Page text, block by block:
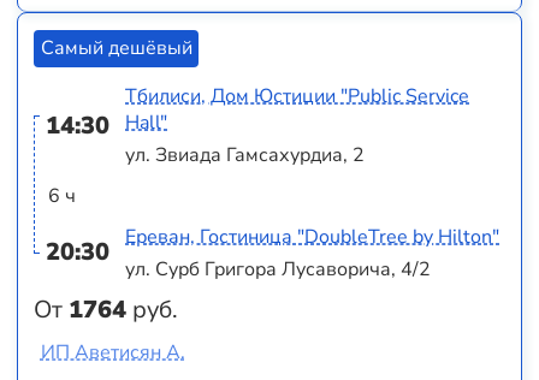
Самый дешёвый
14:30
6 ч
20:30
От 1764 руб.
Тбилиси, Дом Юстиции "Public Service
Hall"
ул. Звиада Гамсахурдиа, 2
Ереван, Гостиница "DoubleTree by Hilton"
ул. Сурб Григора Лусаворича, 4/2
ИП Аветисян А.